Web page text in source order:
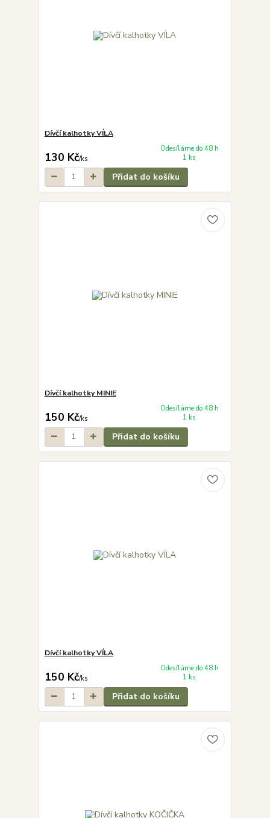
Dívčí kalhotky VÍLA
130 Kč/ks
Odesíláme do 48 h
1 ks
Přidat do košíku
Dívčí kalhotky MINIE
150 Kč/ks
Odesíláme do 48 h
1 ks
Přidat do košíku
Dívčí kalhotky VÍLA
150 Kč/ks
Odesíláme do 48 h
1 ks
Přidat do košíku